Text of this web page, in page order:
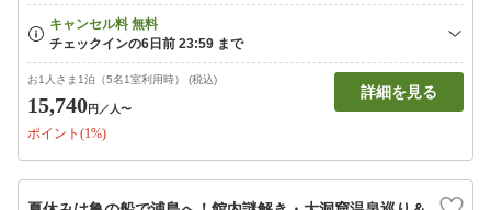
お1人さま1泊（5名1室利用時） (税込)
15,740円 ／人〜
ポイント(1%)
詳細を見る